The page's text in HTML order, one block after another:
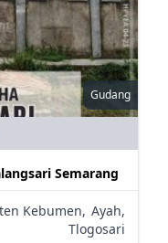
Gudang
Semarang
Kebumen, Ayah,
Tlogosari